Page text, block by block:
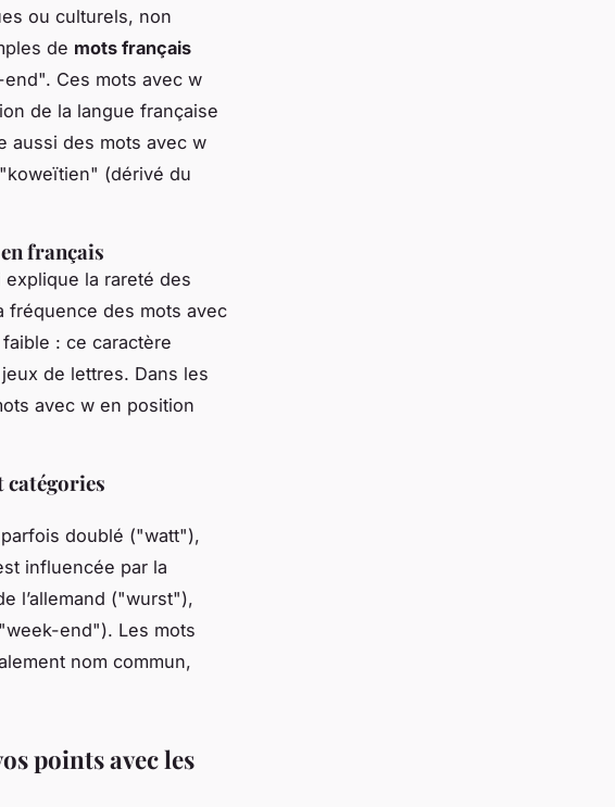
ou culturels, non
de mots français
Ces mots avec w
de la langue française
aussi des mots avec w
(dérivé du
français
la rareté des
fréquence des mots avec
: ce caractère
de lettres. Dans les
avec w en position
doublé ("watt"),
influencée par la
l’allemand ("wurst"),
end"). Les mots
nom commun,
points avec les